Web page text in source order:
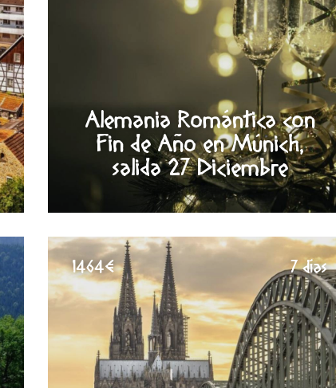
Alemania Romántica con
Fin de Año en Múnich,
salida 27 Diciembre
1464€ 7 días